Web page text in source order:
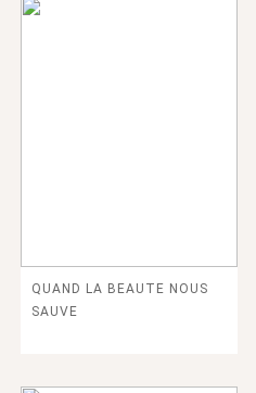
QUAND LA BEAUTE NOUS
SAUVE